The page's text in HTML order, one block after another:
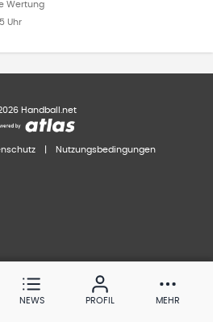
Wertung
Uhr
Handball.net
Nutzungsbedingungen
NEWS PROFIL MEHR